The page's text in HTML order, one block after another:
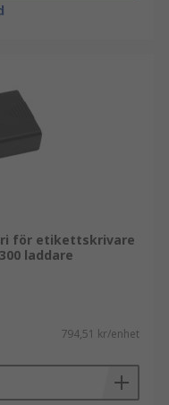
för etikettskrivare
laddare
794,51 kr/enhet